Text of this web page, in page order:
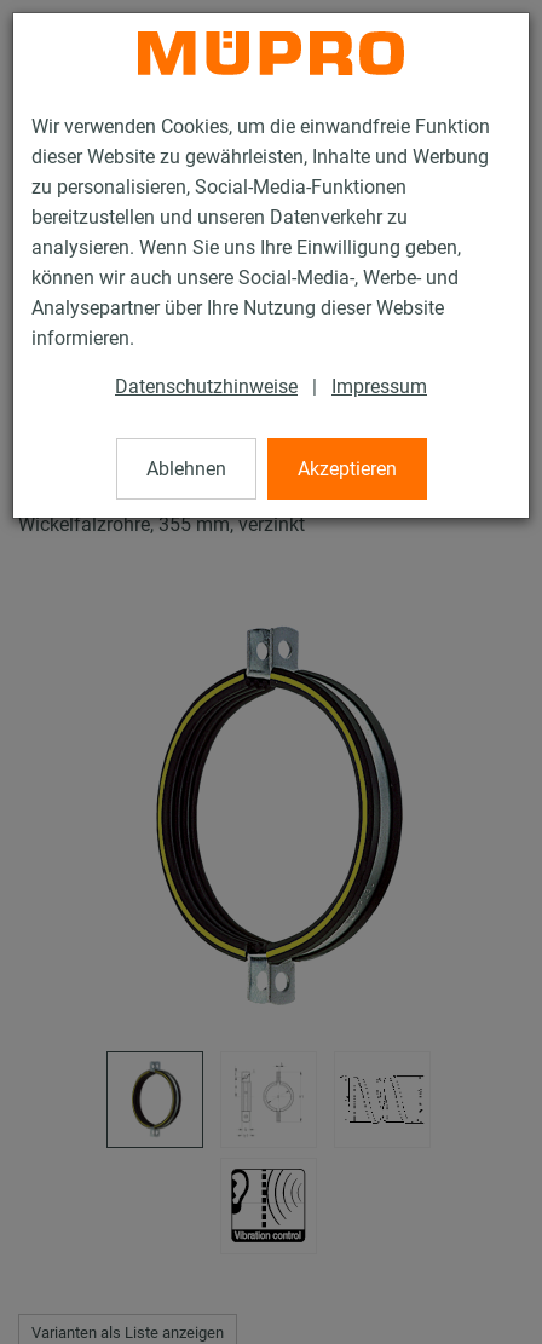
Wir verwenden Cookies, um die einwandfreie Funktion
dieser Website zu gewährleisten, Inhalte und Werbung
zu personalisieren, Social-Media-Funktionen
bereitzustellen und unseren Datenverkehr zu
analysieren. Wenn Sie uns Ihre Einwilligung geben,
können wir auch unsere Social-Media-, Werbe- und
Analysepartner über Ihre Nutzung dieser Website
informieren.
Datenschutzhinweise | Impressum
Ablehnen Akzeptieren
Kontakt
Produkte Befestigungstechnik
Rohrschellen
Industrie-Rohrschellen
Industrie-Rohrschellen
Industrierohrschelle, 2-teilig, DÄMMGULAST® gelb für
Wickelfalzrohre, 355 mm, verzinkt
Varianten als Liste anzeigen